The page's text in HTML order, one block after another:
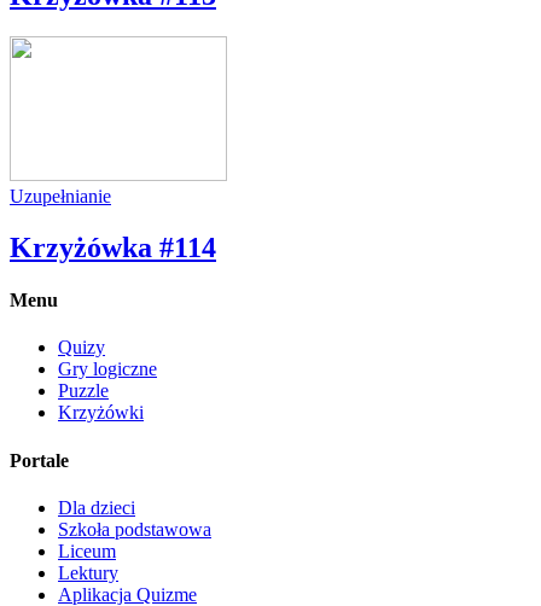
Uzupełnianie
Krzyżówka #114
Menu
Quizy
Gry logiczne
Puzzle
Krzyżówki
Portale
Dla dzieci
Szkoła podstawowa
Liceum
Lektury
Aplikacja Quizme